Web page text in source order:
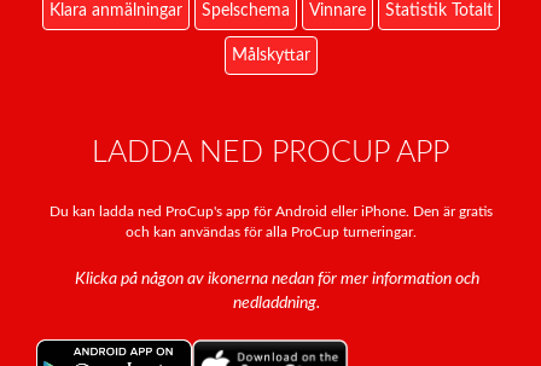
Klara anmälningar Spelschema Vinnare Statistik Totalt
Målskyttar
LADDA NED PROCUP APP
Du kan ladda ned ProCup's app för Android eller iPhone. Den är gratis
och kan användas för alla ProCup turneringar.
Klicka på någon av ikonerna nedan för mer information och
nedladdning.